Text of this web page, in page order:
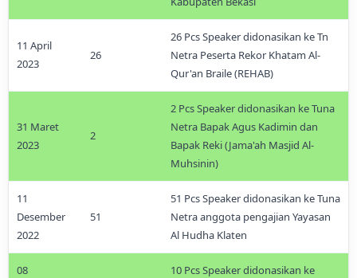
11 April
2023
26
26 Pcs Speaker didonasikan ke Tn
Netra Peserta Rekor Khatam Al-
Qur'an Braile (REHAB)
31 Maret
2023
2
2 Pcs Speaker didonasikan ke Tuna
Netra Bapak Agus Kadimin dan
Bapak Reki (Jama'ah Masjid Al-
Muhsinin)
11
Desember
2022
51
51 Pcs Speaker didonasikan ke Tuna
Netra anggota pengajian Yayasan
Al Hudha Klaten
08
10 Pcs Speaker didonasikan ke